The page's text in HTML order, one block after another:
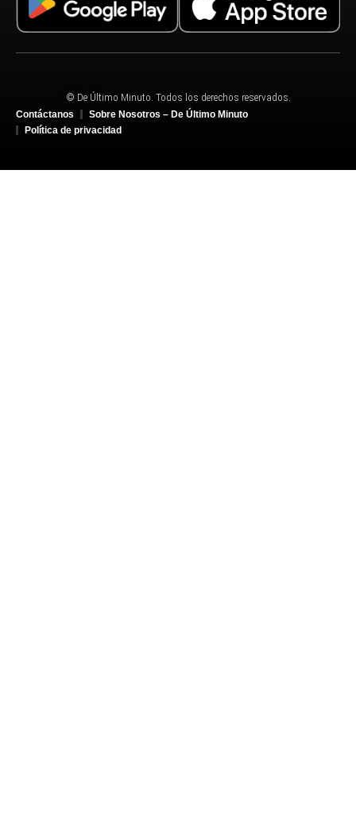
© De Último Minuto. Todos los derechos reservados.
Contáctanos
Sobre Nosotros – De Último Minuto
Política de privacidad